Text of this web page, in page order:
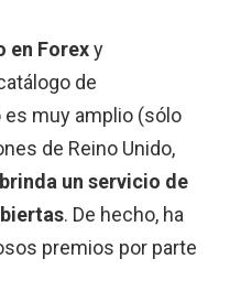
en Forexy
de
muy amplio (sólo
de Reino Unido,
brinda un servicio de
. De hecho, ha
premios por parte